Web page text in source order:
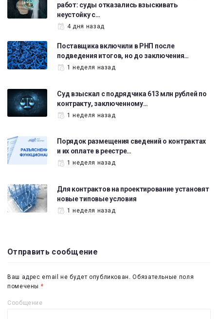
работ: суды отказались взыскивать
неустойку с…
4 дня назад
Поставщика включили в РНП после
подведения итогов, но до заключения…
1 неделя назад
Суд взыскал с подрядчика 613 млн рублей по
контракту, заключенному…
1 неделя назад
Порядок размещения сведений о контрактах
и их оплате в реестре…
1 неделя назад
Для контрактов на проектирование установят
новые типовые условия
1 неделя назад
Отправить сообщение
Ваш адрес email не будет опубликован.
Обязательные поля
помечены *
Сообщение